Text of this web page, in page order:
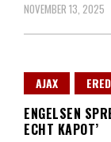
NOVEMBER 13, 2025
AJAX
ENGELSEN
ECHT KAPOT’